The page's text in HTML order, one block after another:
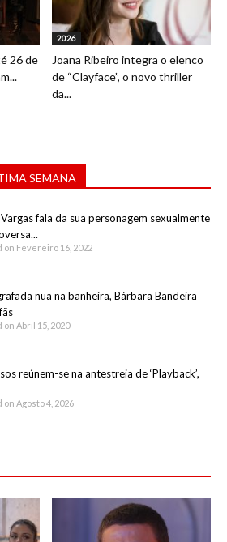
26 de
2026
Joana Ribeiro integra o elenco
de “Clayface”, o novo thriller
da...
SEMANA
fala da sua personagem sexualmente
on Fevereiro 16, 2022
nua na banheira, Bárbara Bandeira
on Abril 15, 2020
reúnem-se na antestreia de ‘Playback’,
on Agosto 4, 2026